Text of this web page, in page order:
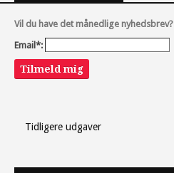
Vil du have det månedlige nyhedsbrev?
Email*:
Tilmeld mig
Tidligere udgaver